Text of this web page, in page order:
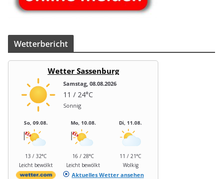
Wet­ter­be­richt
Wetter Sassenburg
Samstag, 08.08.2026
11 / 24°C
Sonnig
So, 09.08.
13 / 32°C
Leicht bewölkt
Mo, 10.08.
16 / 28°C
Leicht bewölkt
Di, 11.08.
11 / 21°C
Wolkig
Aktuelles Wetter ansehen